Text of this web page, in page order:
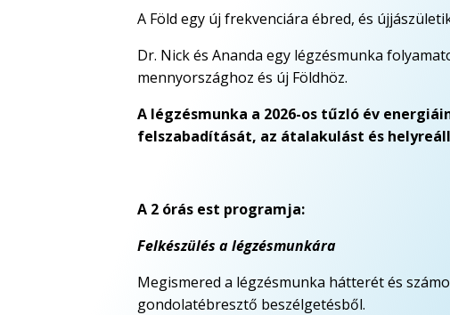
A Föld egy új frekvenciára ébred, és
Dr. Nick és Ananda egy légzésmunka
mennyországhoz és új Földhöz.
A légzésmunka a 2026-os tűzló év
felszabadítását, az átalakulást és
A 2 órás est programja:
Felkészülés a légzésmunkára
Megismered a légzésmunka hátterét és
gondolatébresztő beszélgetésből.